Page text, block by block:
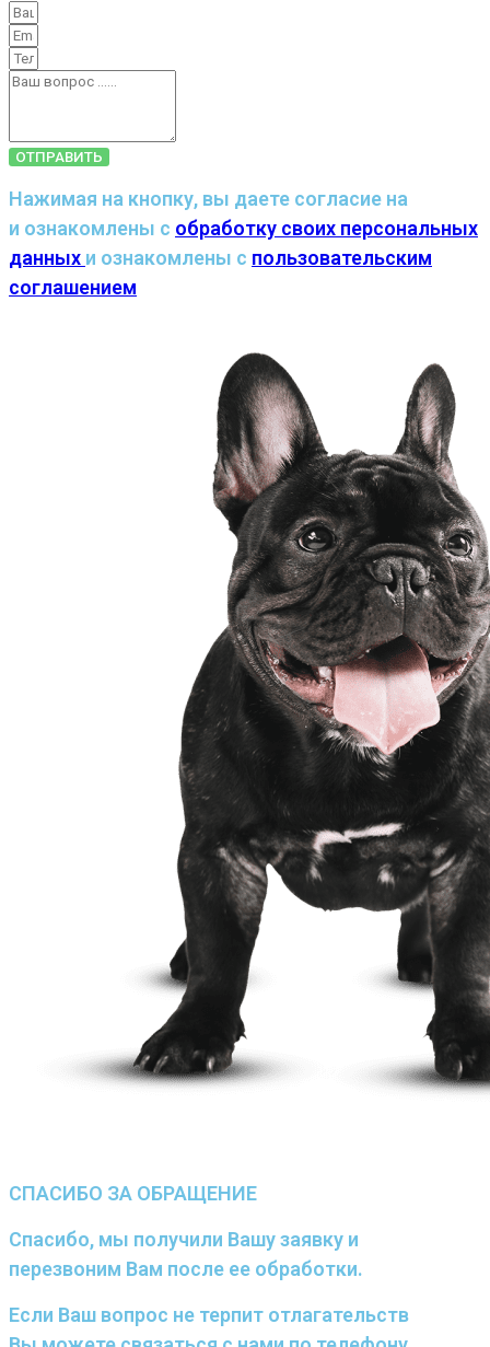
ОТПРАВИТЬ
Нажимая на кнопку, вы даете согласие на
и ознакомлены с обработку своих персональных
данных и ознакомлены с пользовательским
соглашением
СПАСИБО ЗА ОБРАЩЕНИЕ
Спасибо, мы получили Вашу заявку и
перезвоним Вам после ее обработки.
Если Ваш вопрос не терпит отлагательств